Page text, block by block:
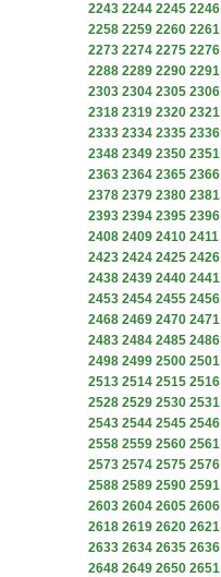
2243 2244 2245 2246
2258 2259 2260 2261
2273 2274 2275 2276
2288 2289 2290 2291
2303 2304 2305 2306
2318 2319 2320 2321
2333 2334 2335 2336
2348 2349 2350 2351
2363 2364 2365 2366
2378 2379 2380 2381
2393 2394 2395 2396
2408 2409 2410 2411
2423 2424 2425 2426
2438 2439 2440 2441
2453 2454 2455 2456
2468 2469 2470 2471
2483 2484 2485 2486
2498 2499 2500 2501
2513 2514 2515 2516
2528 2529 2530 2531
2543 2544 2545 2546
2558 2559 2560 2561
2573 2574 2575 2576
2588 2589 2590 2591
2603 2604 2605 2606
2618 2619 2620 2621
2633 2634 2635 2636
2648 2649 2650 2651